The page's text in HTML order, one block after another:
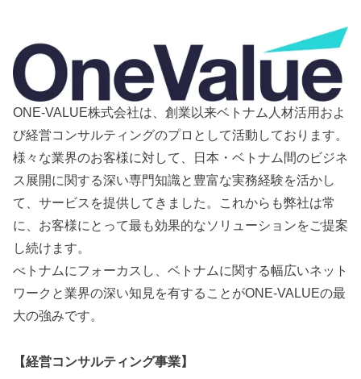
ONE-VALUE株式会社は、創業以来ベトナム人材活用およ
び経営コンサルティングのプロとして活動しております。
様々な業界のお客様に対して、日本・ベトナム間のビジネ
ス展開に関する深い専門知識と豊富な実務経験を活かし
て、サービスを提供してきました。これからも弊社は常
に、お客様にとって最も効果的なソリューションをご提案
し続けます。
べトナムにフォーカスし、ベトナムに関する幅広いネット
ワークと業界の深い知見を有することがONE-VALUEの最
大の強みです。
【経営コンサルティング事業】